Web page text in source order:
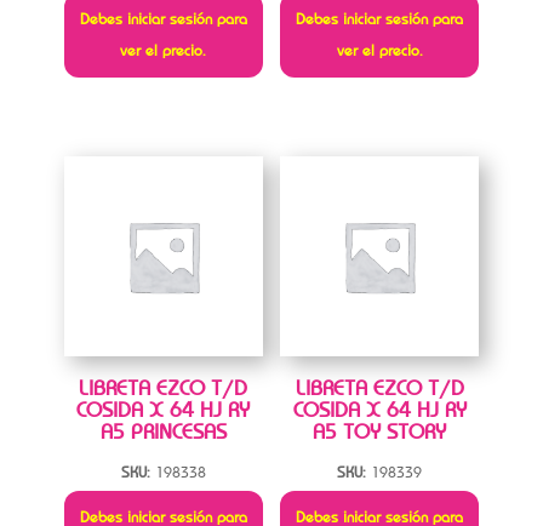
Debes iniciar sesión para
ver el precio.
Debes iniciar sesión para
ver el precio.
LIBRETA EZCO T/D
COSIDA X 64 HJ RY
A5 PRINCESAS
SKU: 198338
Debes iniciar sesión para
LIBRETA EZCO T/D
COSIDA X 64 HJ RY
A5 TOY STORY
SKU: 198339
Debes iniciar sesión para